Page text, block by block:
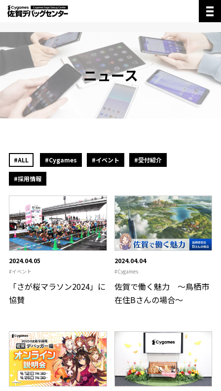
概要
デバッグとは
ニュース
社員の声
Cygamesコーポレートサイト
お問い合わせ
プライバシーポリシー
CLOSE
ニュース
#ALL #Cygames #イベント #受付紹介
#採用情報
2024.04.05
イベント
「さが桜マラソン2024」に
協賛
2024.04.04
Cygames
佐賀で働く魅力 ～鳥栖市
在住Bさんの場合～